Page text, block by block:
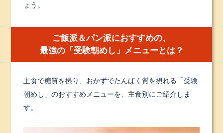
ょう。
ご飯派＆パン派におすすめの、
最強の「受験朝めし」メニューとは？
主食で糖質を摂り、おかずでたんぱく質を摂れる「受験
朝めし」のおすすめメニューを、主食別にご紹介しま
す。